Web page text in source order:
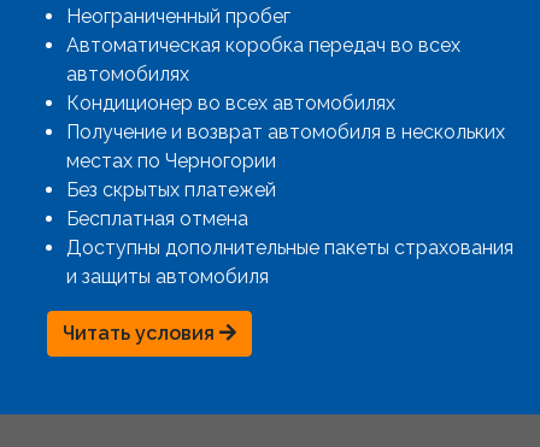
Неограниченный пробег
Автоматическая коробка передач во всех
автомобилях
Кондиционер во всех автомобилях
Получение и возврат автомобиля в нескольких
местах по Черногории
Без скрытых платежей
Бесплатная отмена
Доступны дополнительные пакеты страхования
и защиты автомобиля
Читать условия